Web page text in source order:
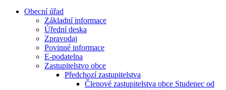
Obecní úřad
Základní informace
Úřední deska
Zpravodaj
Povinné informace
E-podatelna
Zastupitelstvo obce
Předchozí zastupitelstva
Členové zastupitelstva obce Studenec od